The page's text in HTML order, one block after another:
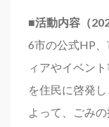
■活動内容（
6市の公式HP
ィアやイベン
を住民に啓発
よって、ごみの